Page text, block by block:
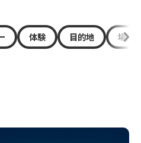
体験 目的地 場所